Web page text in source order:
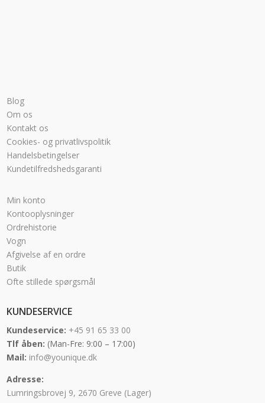
Blog
Om os
Kontakt os
Cookies- og privatlivspolitik
Handelsbetingelser
Kundetilfredshedsgaranti
Min konto
Kontooplysninger
Ordrehistorie
Vogn
Afgivelse af en ordre
Butik
Ofte stillede spørgsmål
KUNDESERVICE
Kundeservice: +45 91 65 33 00
Tlf åben: (Man-Fre: 9:00 – 17:00)
Mail: info@younique.dk
Adresse:
Lumringsbrovej 9, 2670 Greve (Lager)